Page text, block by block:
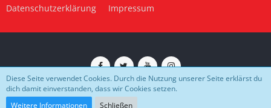
Datenschutzerklärung Impressum
Impressum Datenschutz
Community-Software:
Diese Seite verwendet Cookies. Durch die Nutzung unserer Seite erklärst du
dich damit einverstanden, dass wir Cookies setzen.
Weitere Informationen
Schließen